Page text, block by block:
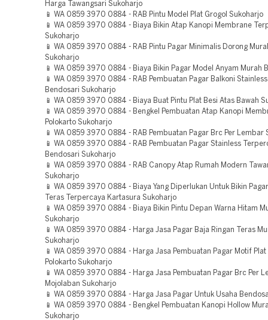
Harga Tawangsari Sukoharjo
📱 WA 0859 3970 0884 - RAB Pintu Model Plat Grogol Sukoharjo
📱 WA 0859 3970 0884 - Biaya Bikin Atap Kanopi Membrane
Sukoharjo
📱 WA 0859 3970 0884 - RAB Pintu Pagar Minimalis Dorong
Sukoharjo
📱 WA 0859 3970 0884 - Biaya Bikin Pagar Model Anyam Murah
📱 WA 0859 3970 0884 - RAB Pembuatan Pagar Balkoni
Bendosari Sukoharjo
📱 WA 0859 3970 0884 - Biaya Buat Pintu Plat Besi Atas Bawah
📱 WA 0859 3970 0884 - Bengkel Pembuatan Atap Kanopi
Polokarto Sukoharjo
📱 WA 0859 3970 0884 - RAB Pembuatan Pagar Brc Per Lembar
📱 WA 0859 3970 0884 - RAB Pembuatan Pagar Stainless
Bendosari Sukoharjo
📱 WA 0859 3970 0884 - RAB Canopy Atap Rumah Modern
Sukoharjo
📱 WA 0859 3970 0884 - Biaya Yang Diperlukan Untuk Bikin
Teras Terpercaya Kartasura Sukoharjo
📱 WA 0859 3970 0884 - Biaya Bikin Pintu Depan Warna Hitam
Sukoharjo
📱 WA 0859 3970 0884 - Harga Jasa Pagar Baja Ringan Teras
Sukoharjo
📱 WA 0859 3970 0884 - Harga Jasa Pembuatan Pagar Motif Plat
Polokarto Sukoharjo
📱 WA 0859 3970 0884 - Harga Jasa Pembuatan Pagar Brc Per
Mojolaban Sukoharjo
📱 WA 0859 3970 0884 - Harga Jasa Pagar Untuk Usaha
📱 WA 0859 3970 0884 - Bengkel Pembuatan Kanopi Hollow
Sukoharjo